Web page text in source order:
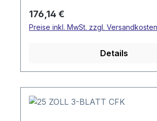
Regulärer Preis:
176,14 €
Preise inkl. MwSt. zzgl. Versandkosten
Details